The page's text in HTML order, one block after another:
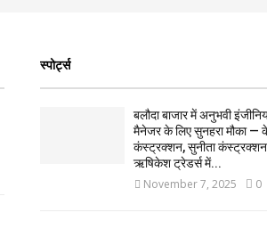
स्पोर्ट्स
बलौदा बाजार में अनुभवी
मैनेजर के लिए सुनहरा मौका —
कंस्ट्रक्शन, सुनीता
ऋषिकेश ट्रेडर्स में...
November 7, 2025 0